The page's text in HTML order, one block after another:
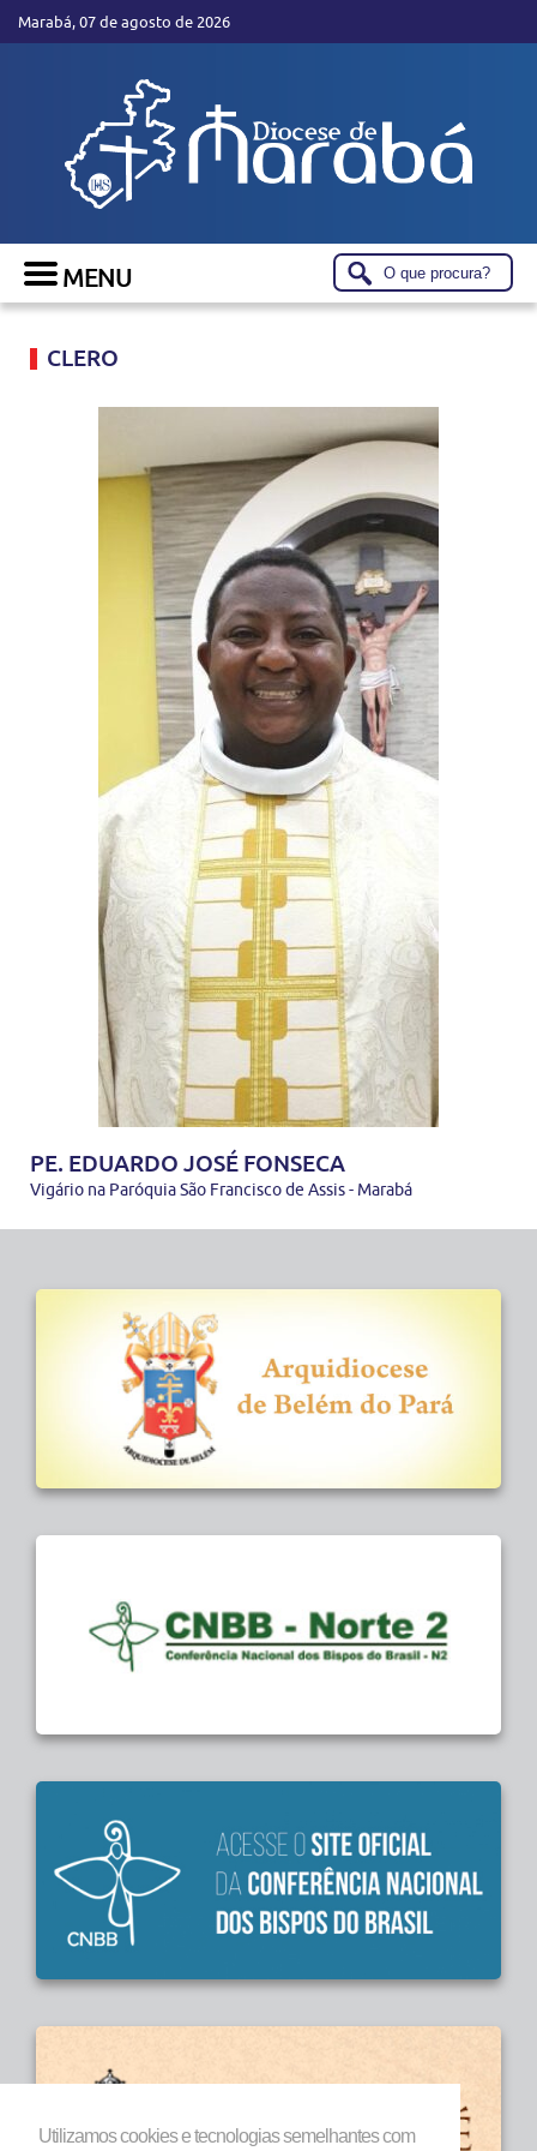
Utilizamos cookies e tecnologias semelhantes com
Marabá, 07 de agosto de 2026
CLERO
PE. EDUARDO JOSÉ FONSECA
Vigário na Paróquia São Francisco de Assis - Marabá